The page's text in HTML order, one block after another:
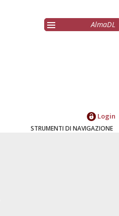
AlmaDL
Login
STRUMENTI DI NAVIGAZIONE